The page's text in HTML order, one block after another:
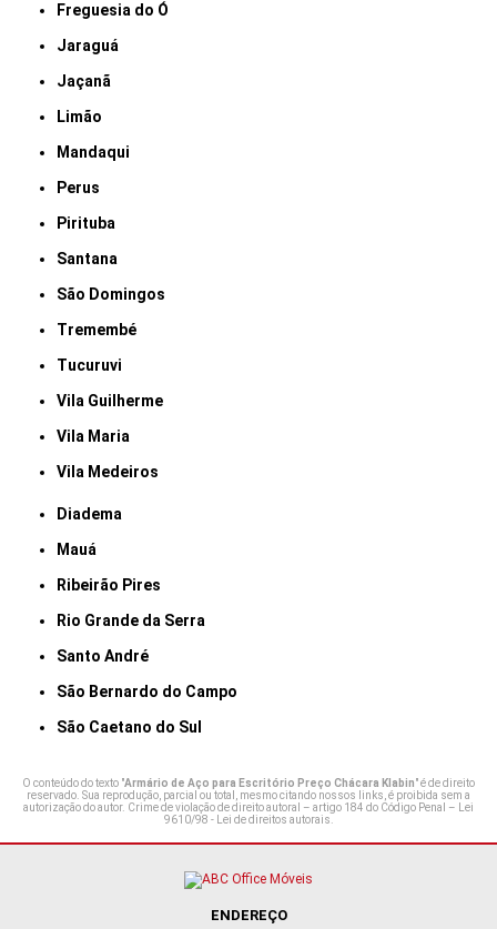
Freguesia do Ó
Jaraguá
Jaçanã
Limão
Mandaqui
Perus
Pirituba
Santana
São Domingos
Tremembé
Tucuruvi
Vila Guilherme
Vila Maria
Vila Medeiros
Diadema
Mauá
Ribeirão Pires
Rio Grande da Serra
Santo André
São Bernardo do Campo
São Caetano do Sul
O conteúdo do texto "Armário de Aço para Escritório Preço Chácara Klabin" é de direito
reservado. Sua reprodução, parcial ou total, mesmo citando nossos links, é proibida sem a
autorização do autor. Crime de violação de direito autoral – artigo 184 do Código Penal – Lei
9610/98 - Lei de direitos autorais.
ENDEREÇO